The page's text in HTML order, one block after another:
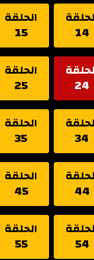
14
الحلقة
15
24
الحلقة
25
34
الحلقة
35
44
الحلقة
45
54
الحلقة
55